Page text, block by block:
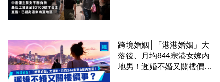
跨境婚姻│「港港婚姻」大
落後、月均844宗港女嫁內
地男！遲婚不婚又關樓價